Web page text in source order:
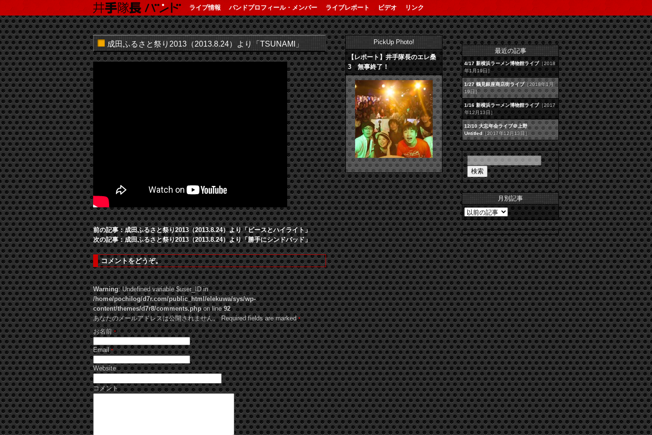
ライブ情報 バンドプロフィール・メンバー ライブレポート ビデオ リンク
成田ふるさと祭り2013（2013.8.24）より「TSUNAMI」
前の記事：成田ふるさと祭り2013（2013.8.24）より「ピースとハイライト」
次の記事：成田ふるさと祭り2013（2013.8.24）より「勝手にシンドバッド」
コメントをどうぞ。
Warning: Undefined variable $user_ID in
/home/pochilog/d7r.com/public_html/elekuwa/sys/wp-
content/themes/d7r8/comments.phpon line92
あなたのメールアドレスは公開されません。 Required fields are marked*
お名前 *
Email *
Website
コメント
PickUp Photo!
【レポート】井手隊長のエレ桑
3 無事終了！
最近の記事
4/17 新横浜ラーメン博物館ライブ［2018
年1月19日］
1/27 鶴見銀座商店街ライブ［2018年1月
19日］
1/16 新横浜ラーメン博物館ライブ［2017
年12月13日］
12/10 大忘年会ライブ＠上野
Untitled ［2017年12月13日］
月別記事